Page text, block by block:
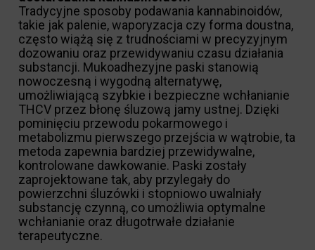
Tradycyjne sposoby podawania kannabinoidów,
takie jak palenie, waporyzacja czy forma doustna,
często wiążą się z trudnościami w precyzyjnym
dozowaniu oraz przewidywaniu czasu działania
substancji. Mukoadhezyjne paski stanowią
nowoczesną i wygodną alternatywę,
umożliwiającą szybkie i bezpieczne wchłanianie
THCV przez błonę śluzową jamy ustnej. Dzięki
pominięciu przewodu pokarmowego i
metabolizmu pierwszego przejścia w wątrobie, ta
metoda zapewnia bardziej przewidywalne,
kontrolowane dawkowanie. Paski zostały
zaprojektowane tak, aby przylegały do
powierzchni śluzówki i stopniowo uwalniały
substancję czynną, co umożliwia optymalne
wchłanianie oraz długotrwałe działanie
terapeutyczne.